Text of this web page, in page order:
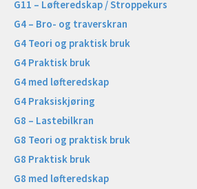
G11 – Løfteredskap / Stroppekurs
G4 – Bro- og traverskran
G4 Teori og praktisk bruk
G4 Praktisk bruk
G4 med løfteredskap
G4 Praksiskjøring
G8 – Lastebilkran
G8 Teori og praktisk bruk
G8 Praktisk bruk
G8 med løfteredskap